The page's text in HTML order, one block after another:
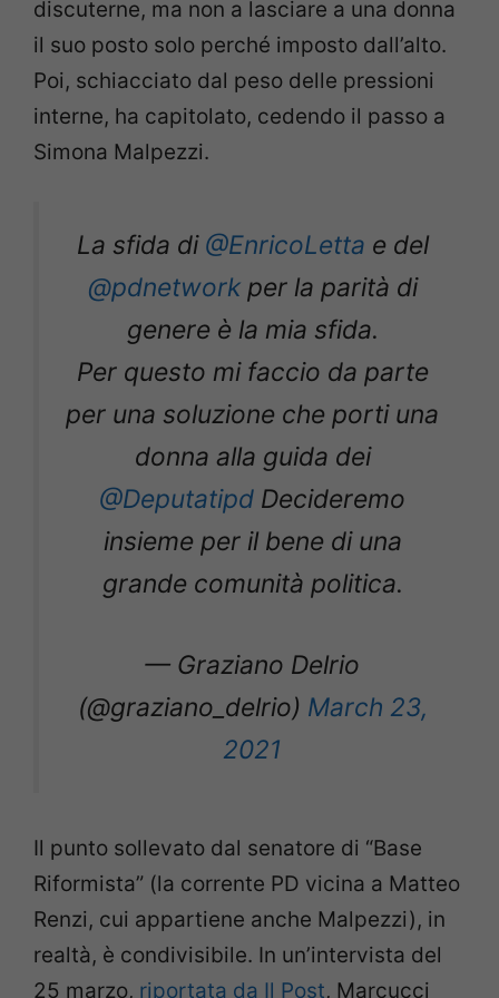
discuterne, ma non a lasciare a una donna
il suo posto solo perché imposto dall’alto.
Poi, schiacciato dal peso delle pressioni
interne, ha capitolato, cedendo il passo a
Simona Malpezzi.
La sfida di @EnricoLetta e del
@pdnetworkper la parità di
genere è la mia sfida.
Per questo mi faccio da parte
per una soluzione che porti una
donna alla guida dei
@Deputatipd Decideremo
insieme per il bene di una
grande comunità politica.
— Graziano Delrio
(@graziano_delrio) March 23,
2021
Il punto sollevato dal senatore di “Base
Riformista” (la corrente PD vicina a Matteo
Renzi, cui appartiene anche Malpezzi), in
realtà, è condivisibile. In un’intervista del
25 marzo, riportata da Il Post, Marcucci